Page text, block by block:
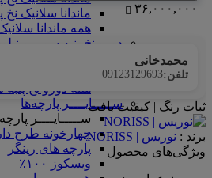
ماندانا سلانیک نخ
همه ماندانا
دورو نخ پنبه سوپر
همه دورو نخ پنبه
ســـــایــــر پارچه‌ها
ســـــایــــر
چهارخونه طرح
پارچه های رینگر
ویسکوز ۱۰۰٪
۳۶,۰۰۰,۰۰۰
محمدخانی
تلفن:09123129693
ثبات رنگ | کیفیت بافت
برند : نوریس | NORISS
ویژگی‌های محصول